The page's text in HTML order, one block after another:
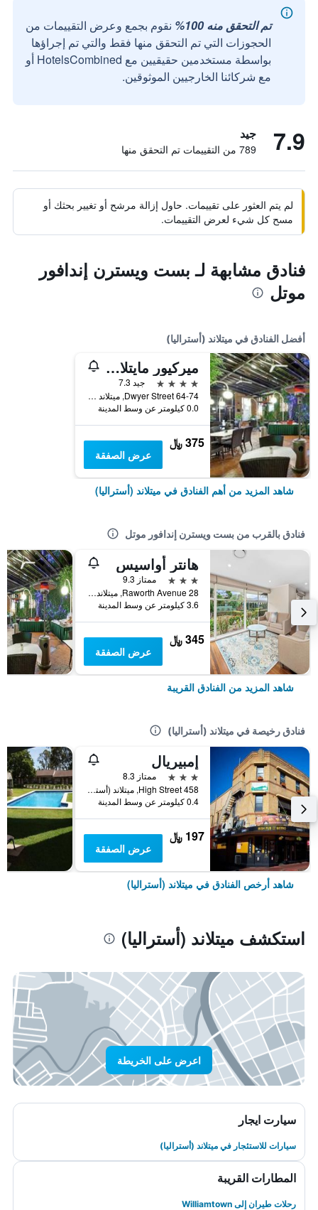
تم التحقق منه 100%
نقوم بجمع وعرض التقييمات من
الحجوزات التي تم التحقق منها فقط والتي تم إجراؤها
بواسطة مستخدمين حقيقيين مع HotelsCombined أو
مع شركائنا الخارجيين الموثوقين.
7.9 جيد
789 من التقييمات تم التحقق منها
لم يتم العثور على تقييمات. حاول إزالة مرشح أو تغيير بحثك أو
مسح كل شيء لعرض التقييمات.
فنادق مشابهة لـ بست ويسترن إندافور
موتل
أفضل الفنادق في ميتلاند (أستراليا)
ميركيور مايتلاند مونتي بيو
4 نجوم
جيد 7.3
64-74 Dwyer Street, ميتلاند (أستراليا), NSW, أستراليا
0.0 كيلومتر عن وسط المدينة
375 ﷼
عرض الصفقة
شاهد المزيد من أهم الفنادق في ميتلاند (أستراليا)
فنادق بالقرب من بست ويسترن إندافور موتل
هانتر أواسيس
3 نجوم
ممتاز 9.3
28 Raworth Avenue, ميتلاند (أستراليا), NSW, أستراليا
3.6 كيلومتر عن وسط المدينة
345 ﷼
عرض الصفقة
شاهد المزيد من الفنادق القريبة
فنادق رخيصة في ميتلاند (أستراليا)
إمبيريال
3 نجوم
ممتاز 8.3
458 High Street, ميتلاند (أستراليا), NSW, أستراليا
0.4 كيلومتر عن وسط المدينة
197 ﷼
عرض الصفقة
شاهد أرخص الفنادق في ميتلاند (أستراليا)
استكشف ميتلاند (أستراليا)
اعرض على الخريطة
سيارت ايجار
سيارات للاستئجار في ميتلاند (أستراليا)
المطارات القريبة
رحلات طيران إلى Williamtown